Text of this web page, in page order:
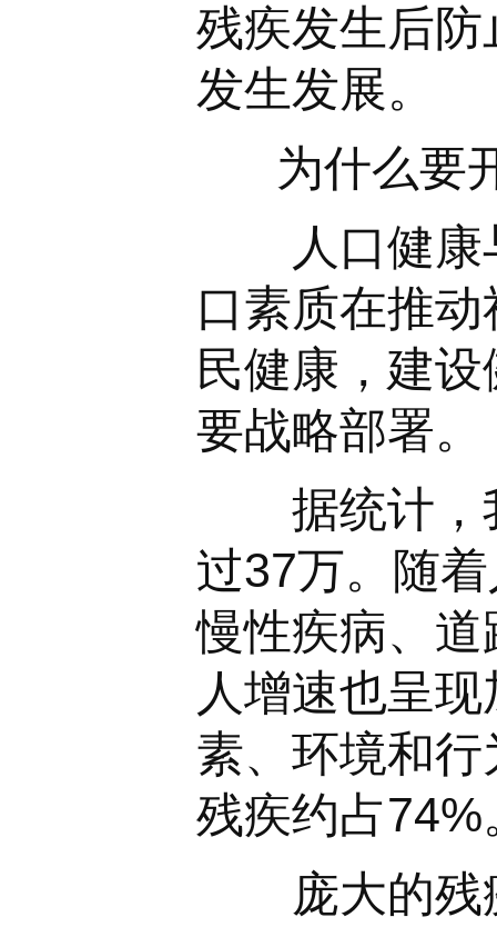
残疾发生后
发生发展。
为什么要
人口健康与
口素质在推
民健康，建
要战略部署。
据统计，我
过37万。随
慢性疾病、
人增速也呈
素、环境和
残疾约占
庞大的残疾